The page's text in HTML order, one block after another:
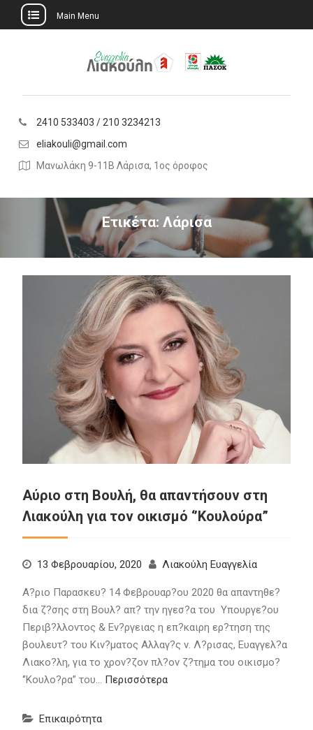
Main Menu
2410 533403 / 210 3234213
eliakouli@gmail.com
Μανωλάκη 9-11Β Λάρισα, 1ος όροφος
Ετικέτα: Λάρισα
Αύριο στη Βουλή, θα απαντήσουν στη
Λιακούλη για τον οικισμό ‘’Κουλούρα”
13 Φεβρουαρίου, 2020 Λιακούλη Ευαγγελία
Α?ριο Παρασκευ? 14 Φεβρουαρ?ου 2020 θα απαντηθε?
δια ζ?σης στη Βουλ? απ? την ηγεσ?α του Υπουργε?ου
Περιβ?λλοντος & Εν?ργειας η επ?καιρη ερ?τηση της
βουλευτ? του Κιν?ματος Αλλαγ?ς ν. Λ?ρισας, Ευαγγελ?α
Λιακο?λη, για το χρον?ζον πλ?ον ζ?τημα του οικισμο?
‘’Κουλο?ρα” του… Περισσότερα
Επικαιρότητα